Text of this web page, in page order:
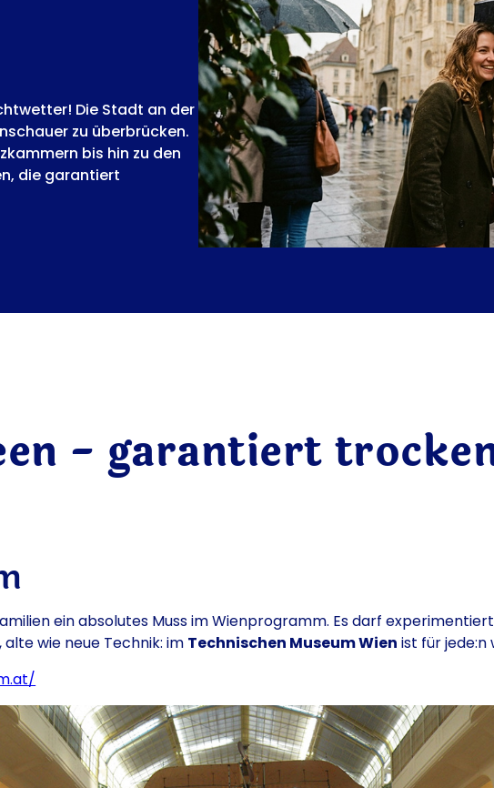
Die Stadt an der
zu überbrücken.
bis hin zu den
die garantiert
- garantiert
ein absolutes Muss im Wienprogramm. Es darf
wie neue Technik: im Technischen Museum Wien ist für jede:n